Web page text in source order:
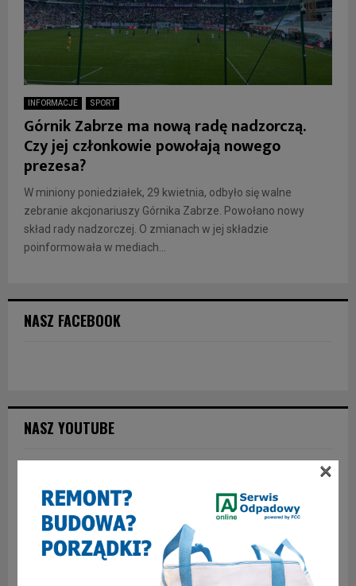
INFORMACJE SPORT
Górnik Zabrze ma nową radę nadzorczą.
Czy jej członkowie powołają nowego
prezesa?
W miniony poniedziałek, 29 kwietnia, odbyło się walne
zebranie akcjonariuszy Górnika Zabrze. Powołano nowy
skład rady nadzorczej. O zmianach w jej składzie
poinformowała w mediach...
NASZ FACEBOOK
NASZ YOUTUBE
×